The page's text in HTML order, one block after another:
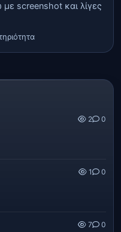
screenshot και λίγες
2 0
1 0
7 0